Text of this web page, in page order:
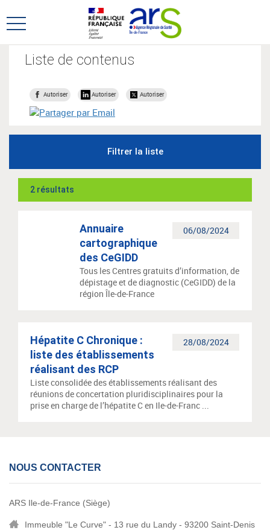
au
menu
au
contenu
Ouvrir
menu
principal
Liste de contenus
Autoriser Autoriser Autoriser
Filtrer la liste
2 résultats
06/08/2024
Annuaire
cartographique
des CeGIDD
Tous les Centres gratuits d’information, de
dépistage et de diagnostic (CeGIDD) de la
région Île-de-France
28/08/2024
Hépatite C Chronique :
liste des établissements
réalisant des RCP
Liste consolidée des établissements réalisant des
réunions de concertation pluridisciplinaires pour la
prise en charge de l’hépatite C en Ile-de-Franc ...
NOUS CONTACTER
ARS Ile-de-France (Siège)
Immeuble "Le Curve" - 13 rue du Landy - 93200 Saint-Denis